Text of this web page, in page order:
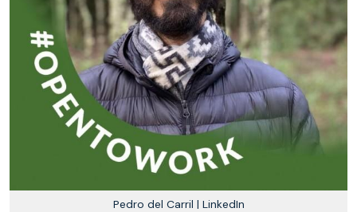
Pedro del Carril | LinkedIn